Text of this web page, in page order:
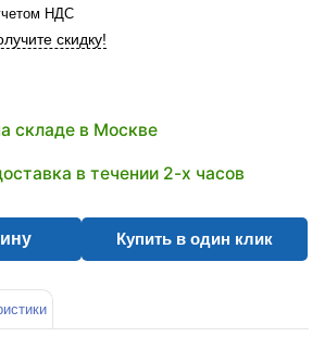
НДС
скидку!
складе в Москве
в течении 2-х часов
Купить в один клик